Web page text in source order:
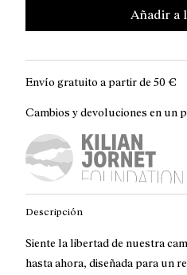
Añadir a
Envío gratuito a partir de 50 €
Cambios y devoluciones en un
Descripción
Siente la libertad de nuestra
hasta ahora, diseñada para un